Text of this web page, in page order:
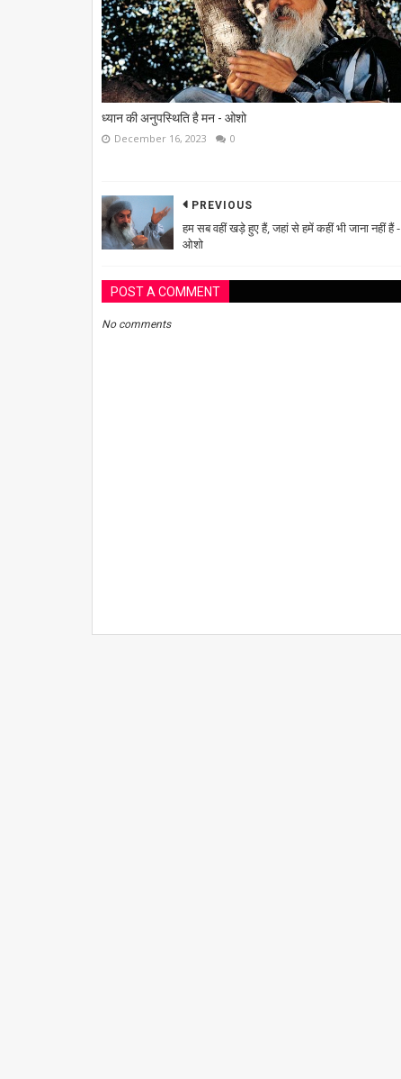
ध्यान की अनुपस्थिति है मन - ओशो
December 16, 2023 0
PREVIOUS
हम सब वहीं खड़े हुए हैं, जहां से हमें कहीं भी जाना नहीं हैं -
ओशो
POST A COMMENT
No comments